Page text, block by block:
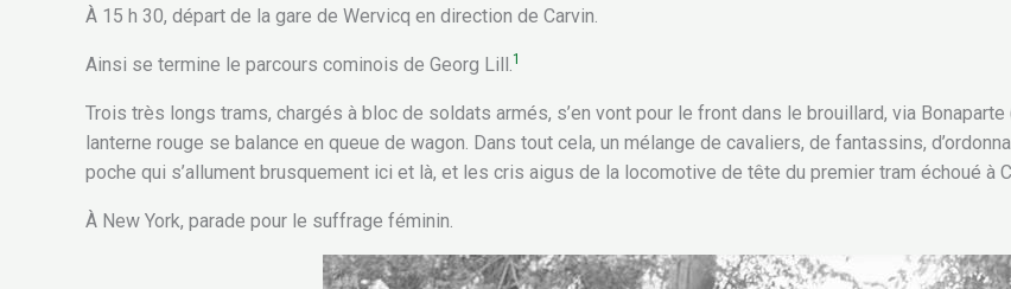
À 15 h 30, départ de la gare de Wervicq en direction de Carvin.
Ainsi se termine le parcours cominois de Georg Lill.1
Trois très longs trams, chargés à bloc de soldats armés, s’en vont pour le front dans le brouillard, via
lanterne rouge se balance en queue de wagon. Dans tout cela, un mélange de cavaliers, de fantassins,
poche qui s’allument brusquement ici et là, et les cris aigus de la locomotive de tête du premier tram échoué à
À New York, parade pour le suffrage féminin.